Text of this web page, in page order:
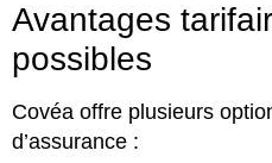
Avantages
possibles
Covéa offre plusieurs
d’assurance :